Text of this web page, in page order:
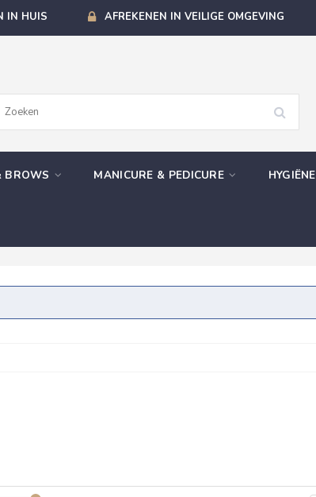
IN HUIS AFREKENEN IN VEILIGE OMGEVING
BROWS MANICURE & PEDICURE HYGIËNE